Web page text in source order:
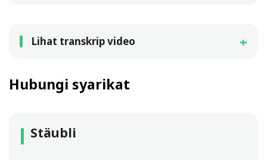
Lihat transkrip video
Hubungi syarikat
Stäubli